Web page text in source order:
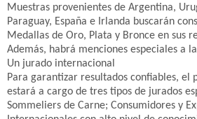
Muestras provenientes de Argentina,
Paraguay, España e Irlanda buscarán
Medallas de Oro, Plata y Bronce en sus
Además, habrá menciones especiales a
Un jurado internacional
Para garantizar resultados confiables, el
estará a cargo de tres tipos de jurados
Sommeliers de Carne; Consumidores y